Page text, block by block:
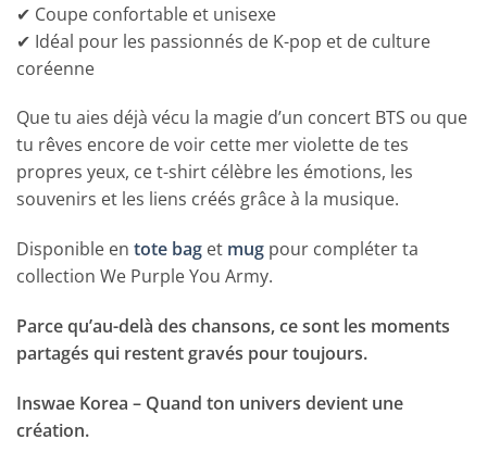
✔ Coupe confortable et unisexe
✔ Idéal pour les passionnés de K-pop et de culture
coréenne
Que tu aies déjà vécu la magie d’un concert BTS ou que
tu rêves encore de voir cette mer violette de tes
propres yeux, ce t-shirt célèbre les émotions, les
souvenirs et les liens créés grâce à la musique.
Disponible en tote bag et mug pour compléter ta
collection We Purple You Army.
Parce qu’au-delà des chansons, ce sont les moments
partagés qui restent gravés pour toujours.
Inswae Korea – Quand ton univers devient une
création.